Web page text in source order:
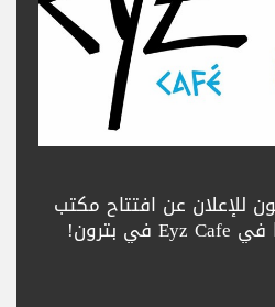
للإعلان عن افتتاح مكتب
التذاكر الجديد التابع لنا في Eyz Cafe في بترون!
في المدينة الجميلة
بحجز تذاكر سلس —